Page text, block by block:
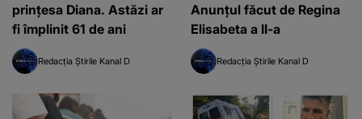
prințesa Diana. Astăzi ar
fi împlinit 61 de ani
Redacția Știrile Kanal D
Anunțul făcut de Regina
Elisabeta a II-a
Redacția Știrile Kanal D